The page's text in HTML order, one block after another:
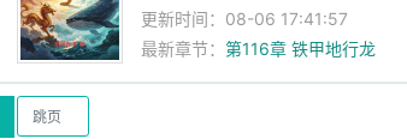
更新时间：08-06 17:41:57
最新章节： 第116章 铁甲地行龙